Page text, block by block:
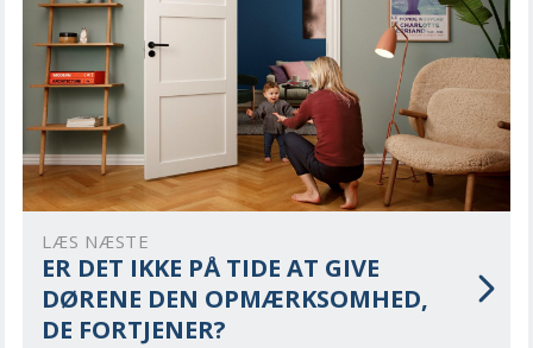
LÆS NÆSTE
ER DET IKKE PÅ TIDE AT GIVE
DØRENE DEN OPMÆRKSOMHED,
DE FORTJENER?